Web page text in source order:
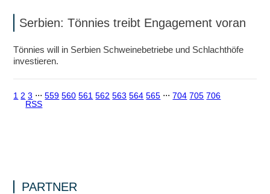
Serbien: Tönnies treibt Engagement voran
Tönnies will in Serbien Schweinebetriebe und Schlachthöfe
investieren.
1 2 3 ⋅⋅⋅559 560 561 562 563 564 565 ⋅⋅⋅704 705 706
RSS
PARTNER